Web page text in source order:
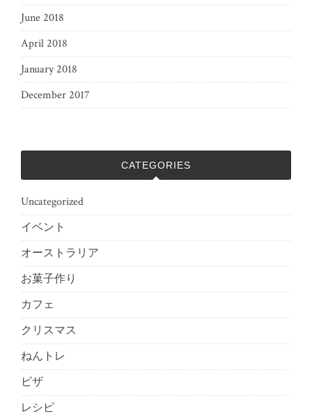
June 2018
April 2018
January 2018
December 2017
CATEGORIES
Uncategorized
イベント
オーストラリア
お菓子作り
カフェ
クリスマス
ねんトレ
ビザ
レシピ